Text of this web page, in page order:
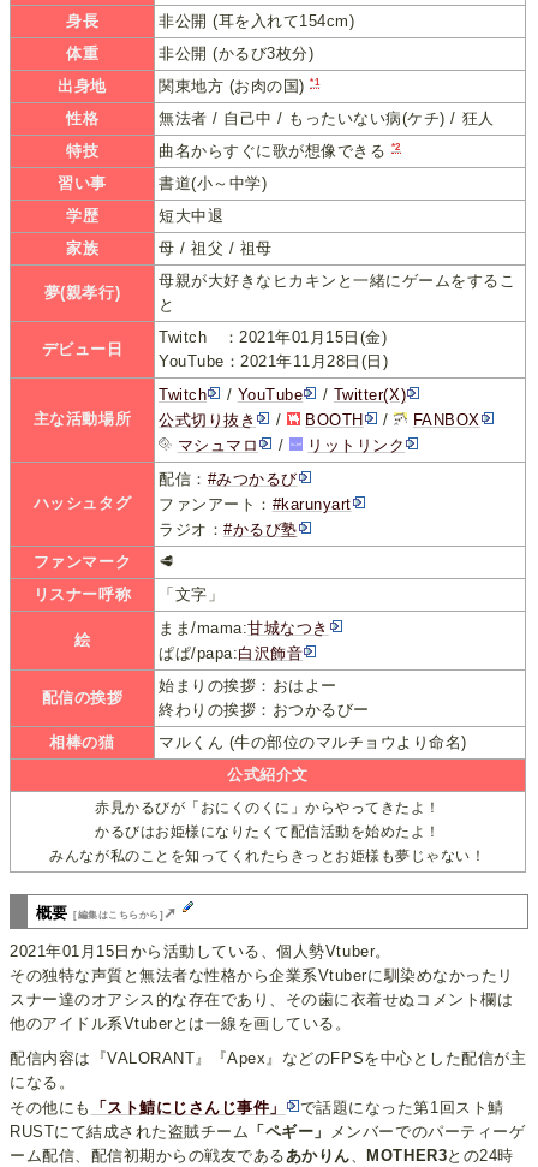
身長
非公開 (耳を入れて154cm)
体重
非公開 (かるび3枚分)
出身地
関東地方 (お肉の国)*1
性格
無法者 / 自己中 / もったいない病(ケチ) / 狂人
特技
曲名からすぐに歌が想像できる *2
習い事
書道(小～中学)
学歴
短大中退
家族
母 / 祖父 / 祖母
夢(親孝行)
母親が大好きなヒカキンと一緒にゲームをするこ
と
デビュー日
Twitch ：2021年01月15日(金)
YouTube：2021年11月28日(日)
主な活動場所
Twitch / YouTube / Twitter(X)
公式切り抜き
/ BOOTH /
FANBOX
マシュマロ
/ リットリンク
ハッシュタグ
配信： #みつかるび
ファンアート： #karunyart
ラジオ：#かるび塾
ファンマーク
🥩
リスナー呼称
「文字」
絵
まま/mama:甘城なつき
ぱぱ/papa:白沢飾音
配信の挨拶
始まりの挨拶：おはよー
終わりの挨拶：おつかるびー
相棒の猫
マルくん (牛の部位のマルチョウより命名)
公式紹介文
赤見かるびが「おにくのくに」からやってきたよ！
かるびはお姫様になりたくて配信活動を始めたよ！
みんなが私のことを知ってくれたらきっとお姫様も夢じゃない！
概要[編集はこちらから] ➚
2021年01月15日から活動している、個人勢Vtuber。
その独特な声質と無法者な性格から企業系Vtuberに馴染めなかったリ
スナー達のオアシス的な存在であり、その歯に衣着せぬコメント欄は
他のアイドル系Vtuberとは一線を画している。
配信内容は『VALORANT』『Apex』などのFPSを中心とした配信が主
になる。
その他にも
「スト鯖にじさんじ事件」
で話題になった第1回スト鯖
RUSTにて結成された盗賊チーム 「ペギー」
メンバーでのパーティーゲ
ーム配信、配信初期からの戦友であるあかりん、 MOTHER3との24時